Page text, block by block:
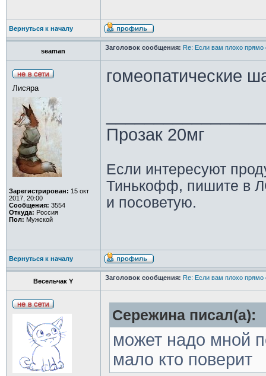
Вернуться к началу
seaman Заголовок сообщения: Re: Если вам плохо прямо
Лисяра
Зарегистрирован: 15 окт
2017, 20:00
Сообщения: 3554
Откуда: Россия
Пол: Мужской
гомеопатические
Прозак 20мг
Если интересуют
Тинькофф, пишите в
и посоветую.
Вернуться к началу
Весельчак Y Заголовок сообщения: Re: Если вам плохо прямо
Сережина писал(а):
может надо мной
мало кто поверит